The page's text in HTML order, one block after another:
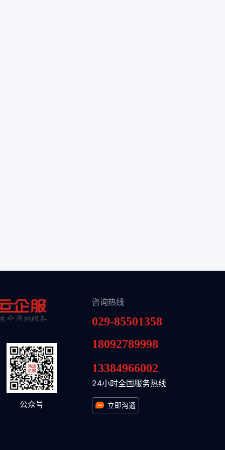
公众号
咨询热线
029-85501358
18092789998
13384966002
24小时全国服务热线
立即沟通